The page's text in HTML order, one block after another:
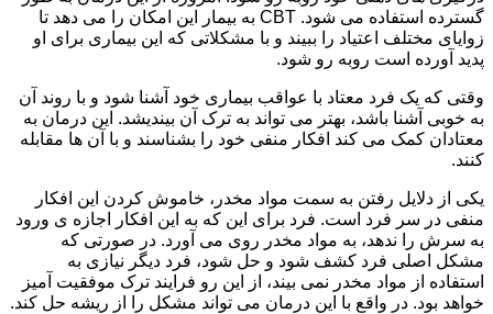
گسترده استفاده می شود. CBT به بیمار این امکان را می دهد تا
زوایای مختلف اعتیاد را ببیند و با مشکلاتی که این بیماری برای او
پدید آورده است روبه رو شود.
وقتی که یک فرد معتاد با عواقب بیماری خود آشنا شود و با روند آن
به خوبی آشنا باشد، بهتر می تواند به ترک آن بیندیشد. این درمان به
معتادان کمک می کند افکار منفی خود را بشناسند و با آن ها مقابله
کنند.
یکی از دلایل رفتن به سمت مواد مخدر، خاموش کردن این افکار
منفی در سر فرد است. فرد برای این که به این افکار اجازه ی ورود
به سرش را ندهد، به مواد مخدر روی می آورد. در صورتی که
مشکل اصلی فرد کشف شود و حل شود، فرد دیگر نیازی به
استفاده از مواد مخدر نمی بیند، از این رو فرایند ترک موفقیت آمیز
خواهد بود. در واقع با این درمان می تواند مشکل را از ریشه حل کند.